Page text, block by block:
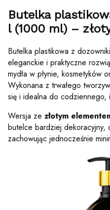
Butelka
l (1000 ml) –
Butelka plastikowa z
eleganckie i praktyczne
mydła w płynie, kosmetyków
Wykonana z trwałego
się i idealna do codziennego,
Wersja ze złotym
butelce bardziej dekoracyjny,
zachowując jednocześnie